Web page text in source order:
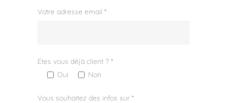
Votre adresse email *
Etes vous déjà client ? *
Oui
Non
Vous souhaitez des infos sur *